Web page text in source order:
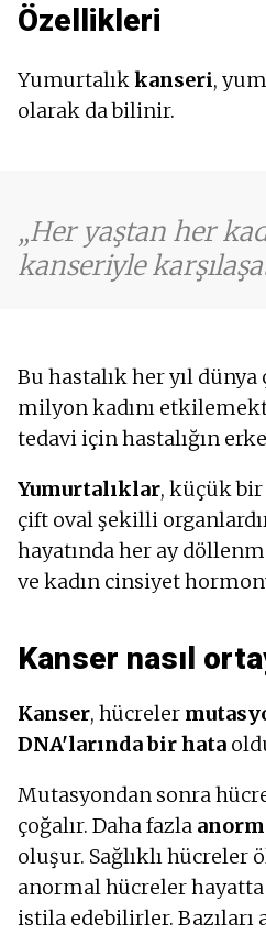
Kasıklara vuran ağrı
Sırt ağrısı
Sık idrara çıkma isteği
Karın bölgesinde kramplar
Terleme
Şişkinlik - gaz
Adet döngüsü bozuklukları
Yorgunluk
Vajinal akıntı
Karın bölgesinde su
Kabızlık
Uzun adet kanaması
Büyümüş lenf düğümleri
Artan vücut ısısı
Özellikleri
Yumurtalık kanseri,
olarak da bilinir.
Her yaştan her
kanseriyle
Bu hastalık her yıl dünya
milyon kadını
tedavi için hastalığın
Yumurtalıklar, küçük
çift oval şekilli
hayatında her ay
ve kadın cinsiyet
Kanser nasıl
Kanser, hücreler
DNA'larında bir hata
Mutasyondan sonra
çoğalır. Daha fazla
oluşur. Sağlıklı hücreler
anormal hücreler hayatta
istila edebilirler. Bazıları